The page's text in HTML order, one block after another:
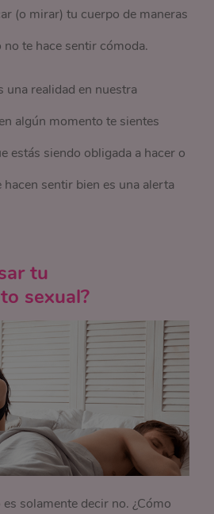
(o mirar) tu cuerpo de maneras
te hace sentir cómoda.
una realidad en nuestra
algún momento te sientes
estás siendo obligada a hacer o
sentir bien es una alerta
tu
sexual?
solamente decir no. ¿Cómo